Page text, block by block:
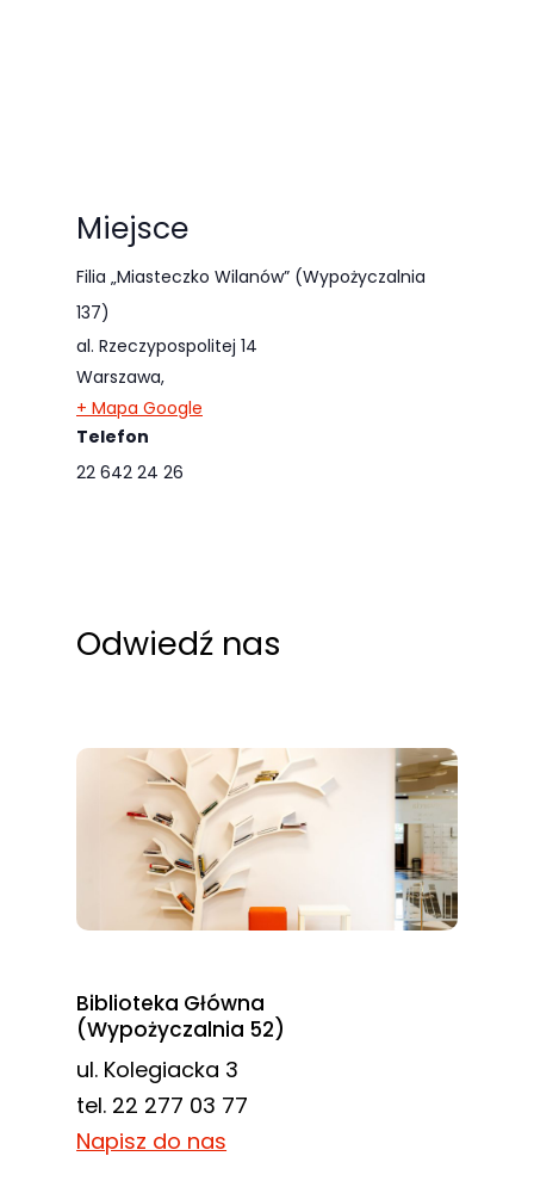
Miejsce
Filia „Miasteczko Wilanów” (Wypożyczalnia
137)
al. Rzeczypospolitej 14
Warszawa,
+ Mapa Google
Telefon
22 642 24 26
Odwiedź nas
Biblioteka Główna
(Wypożyczalnia 52)
ul. Kolegiacka 3
tel. 22 277 03 77
Napisz do nas
zobaczenie
spersonalizowanych
treści i ofert.